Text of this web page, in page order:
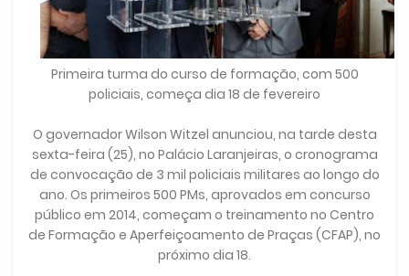
Primeira turma do curso de formação, com 500
policiais, começa dia 18 de fevereiro
O governador Wilson Witzel anunciou, na tarde desta
sexta-feira (25), no Palácio Laranjeiras, o cronograma
de convocação de 3 mil policiais militares ao longo do
ano. Os primeiros 500 PMs, aprovados em concurso
público em 2014, começam o treinamento no Centro
de Formação e Aperfeiçoamento de Praças (CFAP), no
próximo dia 18.